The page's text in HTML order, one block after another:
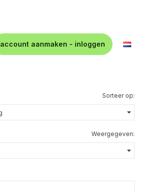
account aanmaken - inloggen
Sorteer op:
Weergegeven: